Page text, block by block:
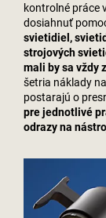
kontrolné práce
dosiahnuť
svietidiel,
strojových
mali by sa vždy
šetria náklady
postarajú o
pre jednotlivé
odrazy na